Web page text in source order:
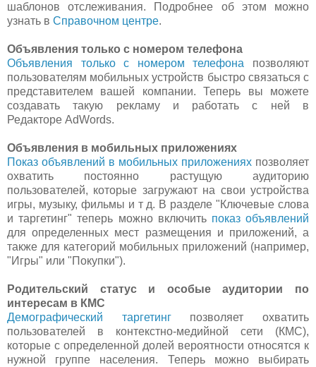
шаблонов отслеживания. Подробнее об этом можно
узнать в Справочном центре.
Объявления только с номером телефона
Объявления только с номером телефона позволяют
пользователям мобильных устройств быстро связаться с
представителем вашей компании. Теперь вы можете
создавать такую рекламу и работать с ней в
Редакторе AdWords.
Объявления в мобильных приложениях
Показ объявлений в мобильных приложениях позволяет
охватить постоянно растущую аудиторию
пользователей, которые загружают на свои устройства
игры, музыку, фильмы и т д. В разделе "Ключевые слова
и таргетинг" теперь можно включить показ объявлений
для определенных мест размещения и приложений, а
также для категорий мобильных приложений (например,
"Игры" или "Покупки").
Родительский статус и особые аудитории по
интересам в КМС
Демографический таргетингпозволяет охватить
пользователей в контекстно-медийной сети (КМС),
которые с определенной долей вероятности относятся к
нужной группе населения. Теперь можно выбирать